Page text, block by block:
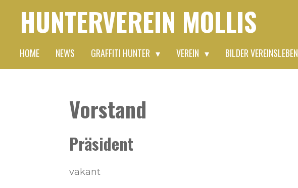
Zum
Hauptinhalt
HUNTERVEREIN MOLLIS
HOME NEWS GRAFFITI HUNTER VEREIN BILDER VEREINSLEBEN
Vorstand
Präsident
vakant